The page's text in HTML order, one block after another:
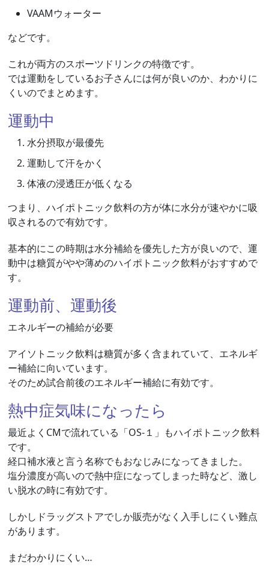
VAAMウォーター
などです。
これが両方のスポーツドリンクの特徴です。
では運動をしているお子さんには何が良いのか、わかりに
くいのでまとめます。
運動中
水分摂取が最優先
運動して汗をかく
体液の浸透圧が低くなる
つまり、ハイポトニック飲料の方が体に水分が速やかに吸
収されるので有効です。
基本的にこの時期は水分補給を優先した方が良いので、運
動中は糖質がやや薄めのハイポトニック飲料がおすすめで
す。
運動前、運動後
エネルギーの補給が必要
アイソトニック飲料は糖質が多く含まれていて、エネルギ
ー補給に向いています。
そのため試合前後のエネルギー補給に有効です。
熱中症気味になったら
最近よくCMで流れている「OS-１」もハイポトニック飲料
です。
経口補水液と言う名称でもおなじみになってきました。
塩分濃度が高いので熱中症になってしまった時など、激し
い脱水の時に有効です。
しかしドラッグストアでしか販売がなく入手しにくい難点
があります。
まだわかりにくい…